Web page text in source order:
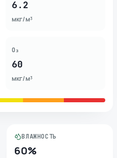
6.2
мкг/м³
O₃
60
мкг/м³
ВЛАЖНОСТЬ
60%